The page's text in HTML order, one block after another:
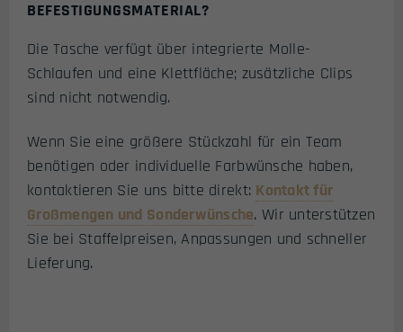
BEFESTIGUNGSMATERIAL?
Die Tasche verfügt über integrierte Molle-
Schlaufen und eine Klettfläche; zusätzliche Clips
sind nicht notwendig.
Wenn Sie eine größere Stückzahl für ein Team
benötigen oder individuelle Farbwünsche haben,
kontaktieren Sie uns bitte direkt: Kontakt für
Großmengen und Sonderwünsche. Wir unterstützen
Sie bei Staffelpreisen, Anpassungen und schneller
Lieferung.